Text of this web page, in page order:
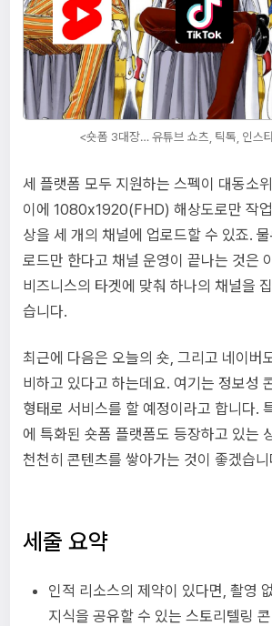
<숏폼 3대장… 유튜브 쇼츠, 틱톡, 인스
세 플랫폼 모두 지원하는 스펙이 대동소
이에 1080x1920(FHD) 해상도로만 작
상을 세 개의 채널에 업로드할 수 있죠.
로드만 한다고 채널 운영이 끝나는 것은
비즈니스의 타겟에 맞춰 하나의 채널을
습니다.
최근에 다음은 오늘의 숏, 그리고 네이버
비하고 있다고 하는데요. 여기는 정보성
형태로 서비스를 할 예정이라고 합니다.
에 특화된 숏폼 플랫폼도 등장하고 있는
천천히 콘텐츠를 쌓아가는 것이 좋겠습니
세줄 요약
인적 리소스의 제약이 있다면, 촬영
지식을 공유할 수 있는 스토리텔링